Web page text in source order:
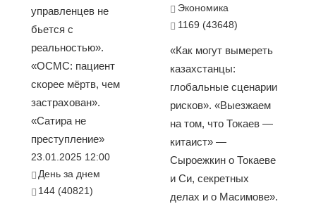
управленцев не
бьется с
реальностью».
«ОСМС: пациент
скорее мёртв, чем
застрахован».
«Сатира не
преступление»
23.01.2025 12:00
День за днем
144 (40821)
Экономика
1169 (43648)
«Как могут вымереть
казахстанцы:
глобальные сценарии
рисков». «Выезжаем
на том, что Токаев —
китаист» —
Сыроежкин о Токаеве
и Си, секретных
делах и о Масимове».